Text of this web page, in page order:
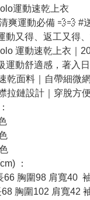
運動速乾上衣
爽運動必備 💨💨 #
動又得、返工又得
運動速乾上衣｜
運動舒適感，著入
乾面料｜自帶細微
拉鏈設計｜穿脫方
：
66 胸圍98 肩寬40
68 胸圍102 肩寬42